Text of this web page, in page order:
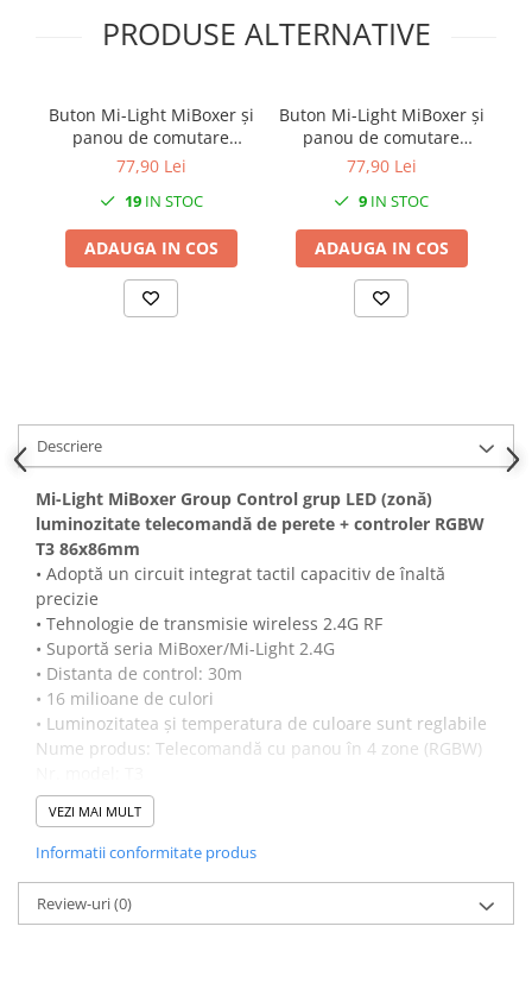
PRODUSE ALTERNATIVE
Buton Mi-Light MiBoxer și
panou de comutare
rotativ Telecomandă LED
77,90 Lei
19IN STOC
ADAUGA IN COS
Buton Mi-Light MiBoxer și
panou de comutare
rotativ Telecomandă LED
maxim 30m
77,90 Lei
9 IN STOC
ADAUGA IN COS
Descriere
Mi-Light MiBoxer Group Control grup LED (zonă)
luminozitate telecomandă de perete + controler RGBW
T3 86x86mm
• Adoptă un circuit integrat tactil capacitiv de înaltă
precizie
• Tehnologie de transmisie wireless 2.4G RF
• Suportă seria MiBoxer/Mi-Light 2.4G
• Distanta de control: 30m
• 16 milioane de culori
• Luminozitatea și temperatura de culoare sunt reglabile
Nume produs: Telecomandă cu panou în 4 zone (RGBW)
Tensiune de lucru: AC100 ~ 240V
Consum de energie în standby: 0,15 W
Putere de transmisie: 6dBm
Distanta de control: 30 m
Frecvența de transmisie: 2400-2483,5 MHz
VEZI MAI MULT
Informatii conformitate produs
Review-uri(0)